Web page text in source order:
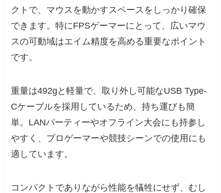
クトで、マウスを動かすスペースをしっかり確保
できます。特にFPSゲーマーにとって、広いマウ
スの可動域はエイム精度を高める重要なポイント
です。
重量は492gと軽量で、取り外し可能なUSB Type-
Cケーブルを採用しているため、持ち運びも簡
単。LANパーティーやオフライン大会にも持参し
やすく、プロゲーマーや競技シーンでの使用にも
適しています。
コンパクトでありながら性能を犠牲にせず、むし